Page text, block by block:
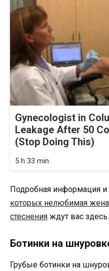
Gynecologist in
Leakage After 50
(Stop Doing This)
5 h 33 min
Подробная информация
которых нелюбимая
стеснения ждут вас здесь.
Ботинки на
Грубые ботинки на